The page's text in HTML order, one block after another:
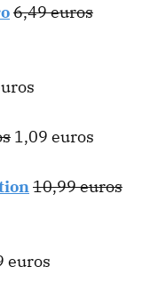
6,49 euros
1,09 euros
10,99 euros
euros